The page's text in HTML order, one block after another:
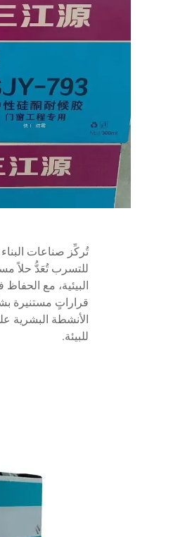
تُركِّز صناعات
للتسرب تُعَدُّ حلاً
البيئية، مع
قراراتٍ مستنيرة
الأنشطة البشرية
للبيئة.